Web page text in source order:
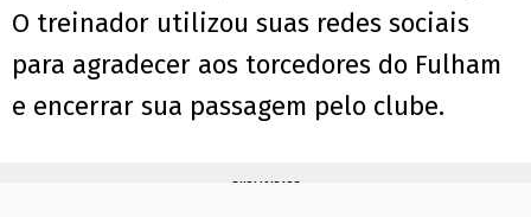
O treinador utilizou suas redes sociais
para agradecer aos torcedores do Fulham
e encerrar sua passagem pelo clube.
PUBLICIDADE